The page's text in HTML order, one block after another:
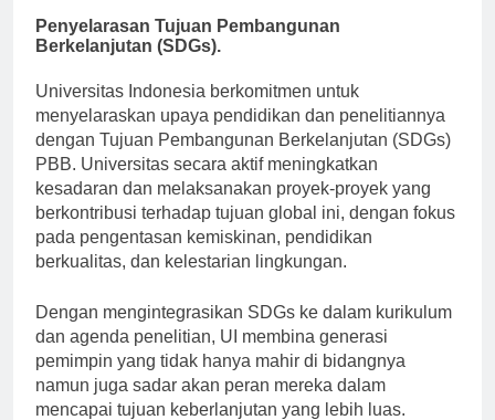
Penyelarasan Tujuan Pembangunan
Berkelanjutan (SDGs).
Universitas Indonesia berkomitmen untuk
menyelaraskan upaya pendidikan dan penelitiannya
dengan Tujuan Pembangunan Berkelanjutan (SDGs)
PBB. Universitas secara aktif meningkatkan
kesadaran dan melaksanakan proyek-proyek yang
berkontribusi terhadap tujuan global ini, dengan fokus
pada pengentasan kemiskinan, pendidikan
berkualitas, dan kelestarian lingkungan.
Dengan mengintegrasikan SDGs ke dalam kurikulum
dan agenda penelitian, UI membina generasi
pemimpin yang tidak hanya mahir di bidangnya
namun juga sadar akan peran mereka dalam
mencapai tujuan keberlanjutan yang lebih luas.